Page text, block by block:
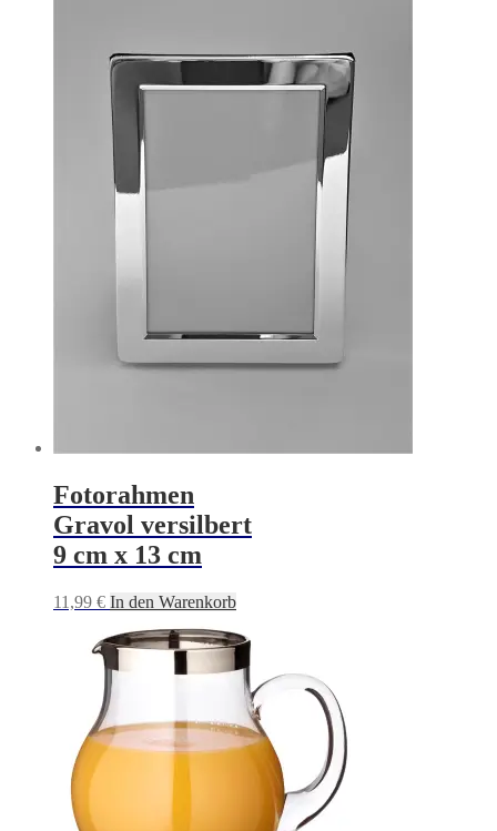
Fotorahmen
Gravol versilbert
9 cm x 13 cm
11,99 € In den Warenkorb